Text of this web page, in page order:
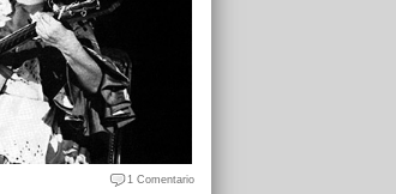
1 Comentario